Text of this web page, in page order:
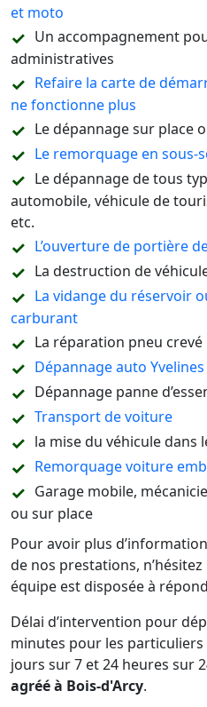
et moto
Un accompagnement
administratives
Refaire la carte de
ne fonctionne plus
Le dépannage sur place
Le remorquage en sous-
Le dépannage de tous
automobile, véhicule de
etc.
L’ouverture de portière
La destruction de
La vidange du réservoir
carburant
La réparation pneu crevé
Dépannage auto Yvelines
Dépannage panne
Transport de voiture
la mise du véhicule dans
Remorquage voiture
Garage mobile,
ou sur place
Pour avoir plus
de nos prestations,
équipe est disposée à
Délai d’intervention pour
minutes pour les
jours sur 7 et 24 heures sur
agréé à Bois-d'Arcy.